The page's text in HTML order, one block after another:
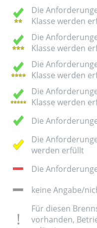
Die
Klasse werden
Die
Klasse werden
Die
Klasse werden
Die
Klasse werden
Die
Die
werden erfüllt
Die
keine Angabe/
Für diesen
vorhanden,